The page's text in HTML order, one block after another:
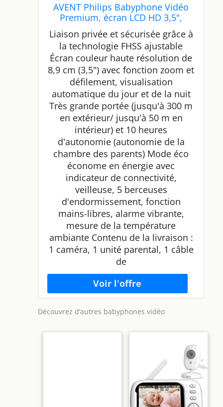
AVENT Philips Babyphone Vidéo
Premium, écran LCD HD 3,5",
Mesure température, Zoom et
berceuses intégrées, Blanc/Gris
(Modèle SCD843/26)
Liaison privée et sécurisée grâce à
la technologie FHSS ajustable
Écran couleur haute résolution de
8,9 cm (3,5") avec fonction zoom et
défilement, visualisation
automatique du jour et de la nuit
Très grande portée (jusqu'à 300 m
en extérieur/ jusqu'à 50 m en
intérieur) et 10 heures
d'autonomie (autonomie de la
chambre des parents) Mode éco
économe en énergie avec
indicateur de connectivité,
veilleuse, 5 berceuses
d'endormissement, fonction
mains-libres, alarme vibrante,
mesure de la température
ambiante Contenu de la livraison :
1 caméra, 1 unité parental, 1 câble
de
Découvrez d’autres babyphones vidéo